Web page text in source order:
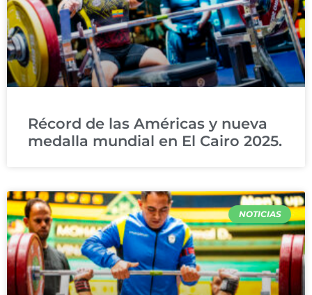
Récord de las Américas y nueva
medalla mundial en El Cairo 2025.
NOTICIAS